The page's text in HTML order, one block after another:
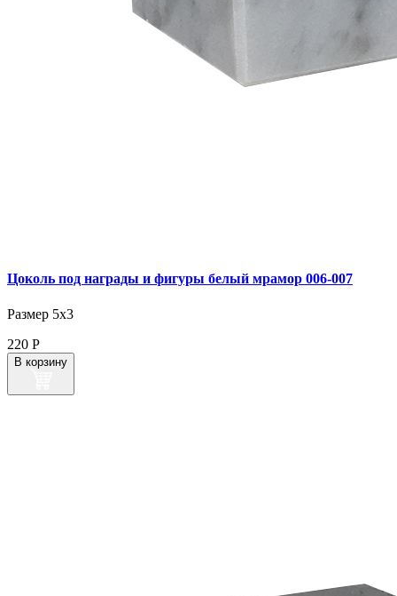
Цоколь под награды и фигуры белый мрамор 006‑007
Размер 5х3
220 Р
В корзину